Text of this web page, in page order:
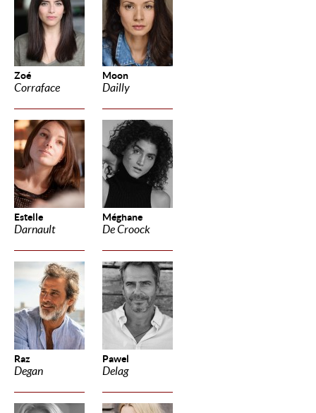
Zoé
Corraface
Moon
Dailly
Estelle
Darnault
Méghane
De Croock
Raz
Degan
Pawel
Delag